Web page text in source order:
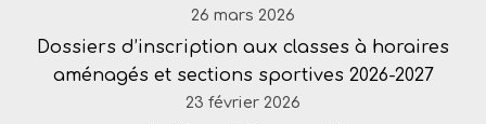
26 mars 2026
Dossiers d’inscription aux classes à horaires
aménagés et sections sportives 2026-2027
23 février 2026